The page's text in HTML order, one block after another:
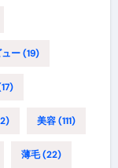
ー(19)
美容(111)
薄毛(22)